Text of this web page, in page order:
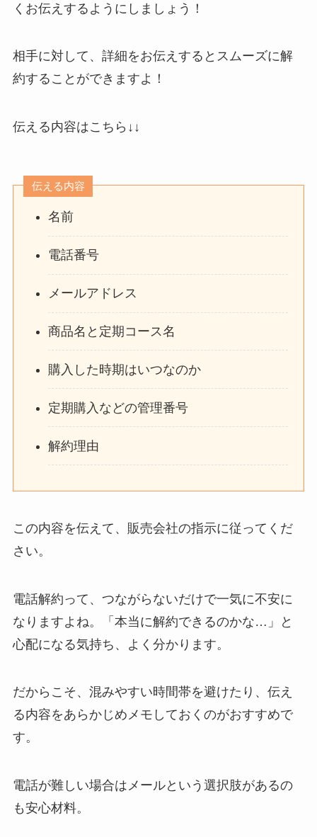
くお伝えするようにしましょう！
相手に対して、詳細をお伝えするとスムーズに解
約することができますよ！
伝える内容はこちら↓↓
伝える内容
名前
電話番号
メールアドレス
商品名と定期コース名
購入した時期はいつなのか
定期購入などの管理番号
解約理由
この内容を伝えて、販売会社の指示に従ってくだ
さい。
電話解約って、つながらないだけで一気に不安に
なりますよね。「本当に解約できるのかな…」と
心配になる気持ち、よく分かります。
だからこそ、混みやすい時間帯を避けたり、伝え
る内容をあらかじめメモしておくのがおすすめで
す。
電話が難しい場合はメールという選択肢があるの
も安心材料。